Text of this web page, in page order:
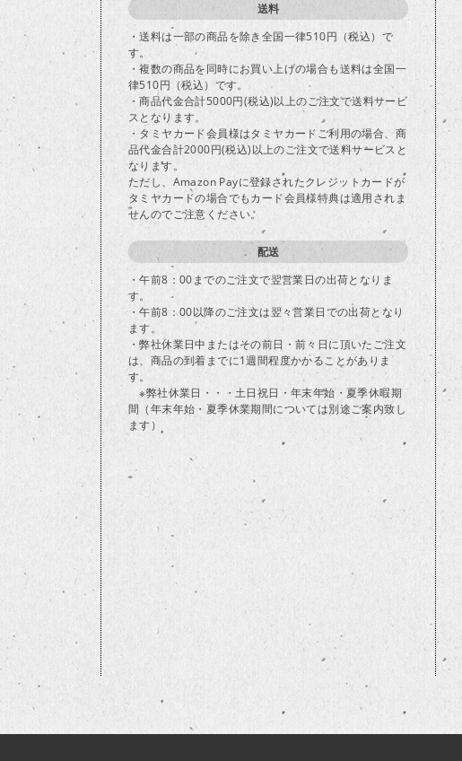
送料
・送料は一部の商品を除き全国一律510円（税込）で
す。
・複数の商品を同時にお買い上げの場合も送料は全国一
律510円（税込）です。
・商品代金合計5000円(税込)以上のご注文で送料サービ
スとなります。
・タミヤカード会員様はタミヤカードご利用の場合、商
品代金合計2000円(税込)以上のご注文で送料サービスと
なります。
ただし、Amazon Payに登録されたクレジットカードが
タミヤカードの場合でもカード会員様特典は適用されま
せんのでご注意ください。
配送
・午前8：00までのご注文で翌営業日の出荷となりま
す。
・午前8：00以降のご注文は翌々営業日での出荷となり
ます。
・弊社休業日中またはその前日・前々日に頂いたご注文
は、商品の到着までに1週間程度かかることがありま
す。
※弊社休業日・・・土日祝日・年末年始・夏季休暇期
間（年末年始・夏季休業期間については別途ご案内致し
ます）